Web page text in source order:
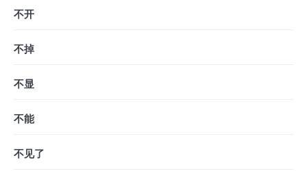
不开
不掉
不显
不能
不见了